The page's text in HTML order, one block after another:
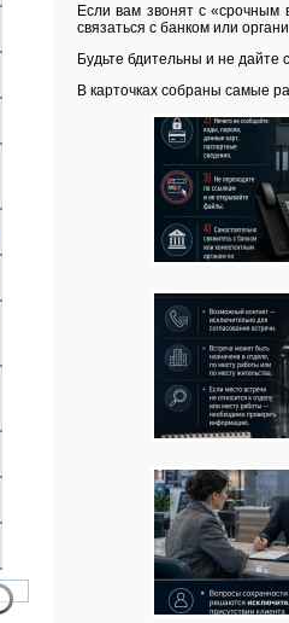
Если вам звонят с «срочным
связаться с банком или
Будьте бдительны и не дайте
В карточках собраны самые